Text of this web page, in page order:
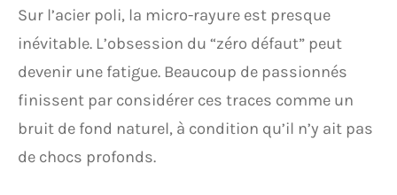
Sur l’acier poli, la micro-rayure est presque
inévitable. L’obsession du “zéro défaut” peut
devenir une fatigue. Beaucoup de passionnés
finissent par considérer ces traces comme un
bruit de fond naturel, à condition qu’il n’y ait pas
de chocs profonds.